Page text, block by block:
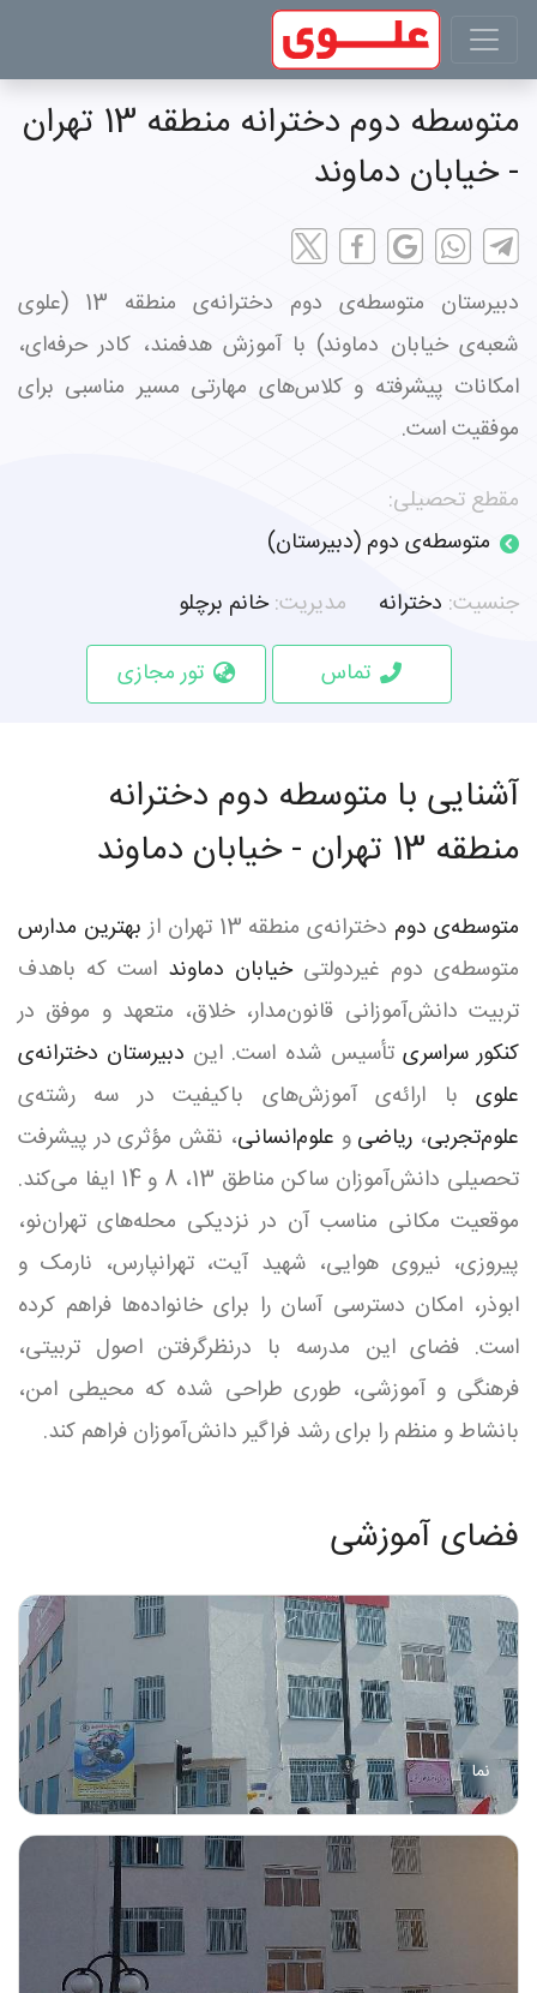
متوسطه دوم دخترانه منطقه 13 تهران
- خیابان دماوند
دبیرستان متوسطه‌ی دوم دخترانه‌ی منطقه 13 (علوی
شعبه‌ی خیابان دماوند) با آموزش هدفمند، کادر حرفه‌ای،
امکانات پیشرفته و کلاس‌های مهارتی مسیر مناسبی برای
موفقیت است.
مقطع تحصیلی:
متوسطه‌ی دوم (دبیرستان)
جنسیت: دخترانه مدیریت:خانم برچلو
تماس
تور مجازی
آشنایی با متوسطه دوم دخترانه
منطقه 13 تهران - خیابان دماوند
متوسطه‌ی دوم دخترانه‌ی منطقه 13 تهران از
بهترین مدارس
متوسطه‌ی دوم غیردولتیخیابان دماوند است که باهدف
تربیت دانش‌آموزانی قانون‌مدار، خلاق، متعهد و موفق در
کنکور سراسری تأسیس شده است. این دبیرستان دخترانه‌ی
علوی با ارائه‌ی آموزش‌های باکیفیت در سه رشته‌ی
علوم‌تجربی، ریاضی و علوم‌انسانی، نقش مؤثری در پیشرفت
تحصیلی دانش‌آموزان ساکن مناطق 13، 8 و 14 ایفا می‌کند.
موقعیت مکانی مناسب آن در نزدیکی محله‌های تهران‌نو،
پیروزی، نیروی هوایی، شهید آیت، تهرانپارس، نارمک و
ابوذر، امکان دسترسی آسان را برای خانواده‌ها فراهم کرده
است. فضای این مدرسه با درنظرگرفتن اصول تربیتی،
فرهنگی و آموزشی، طوری طراحی شده که محیطی امن،
بانشاط و منظم را برای رشد فراگیر دانش‌آموزان فراهم کند.
فضای آموزشی
نما